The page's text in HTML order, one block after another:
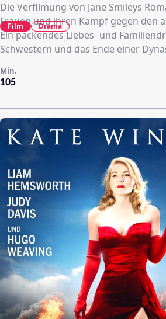
Die Verfilmung von Jane Smileys
Frauen und ihren Kampf gegen den
Ein packendes Liebes- und
Schwestern und das Ende einer
105
Min.
Film Drama